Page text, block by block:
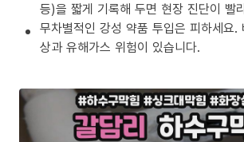
등)을 짧게 기록해 두면 현장 진단이 빨
무차별적인 강성 약품 투입은 피하세요.
상과 유해가스 위험이 있습니다.